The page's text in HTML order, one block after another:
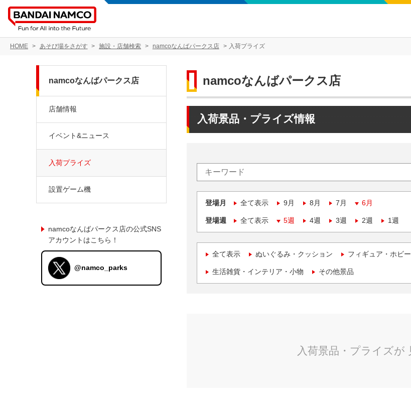
HOME あそび場をさがす 施設・店舗検索 namcoなんばパークス店 入荷プライズ
namcoなんばパークス店
入荷景品・プライズ情報
登場月 全て表示 9月 8月 7月 6月
登場週 全て表示 5週 4週 3週 2週 1週
全て表示 ぬいぐるみ・クッション フィギュア・ホビー
生活雑貨・インテリア・小物 その他景品
namcoなんばパークス店
店舗情報
イベント&ニュース
入荷プライズ
設置ゲーム機
namcoなんばパークス店の公式SNS
アカウントはこちら！
@namco_parks